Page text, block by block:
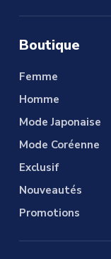
Boutique
Femme
Homme
Mode Japonaise
Mode Coréenne
Exclusif
Nouveautés
Promotions